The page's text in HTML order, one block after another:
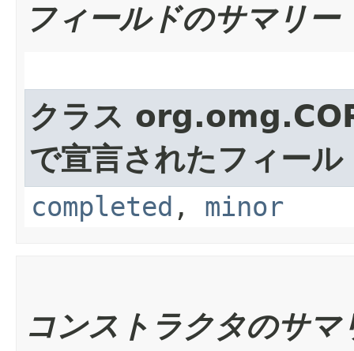
フィールドのサマリー
クラス
で宣言されたフィール
completed , minor
コンストラクタのサマ